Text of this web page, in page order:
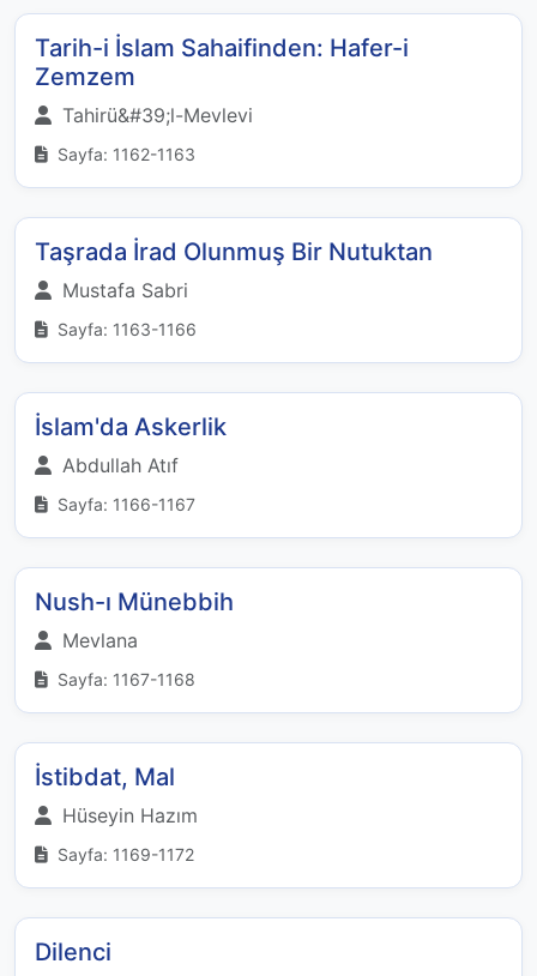
Tarih-i İslam Sahaifinden: Hafer-i
Zemzem
Tahirü&#39;l-Mevlevi
Sayfa: 1162-1163
Taşrada İrad Olunmuş Bir Nutuktan
Mustafa Sabri
Sayfa: 1163-1166
İslam'da Askerlik
Abdullah Atıf
Sayfa: 1166-1167
Nush-ı Münebbih
Mevlana
Sayfa: 1167-1168
İstibdat, Mal
Hüseyin Hazım
Sayfa: 1169-1172
Dilenci